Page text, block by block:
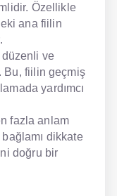
Özellikle
ana fiilin
ve
Bu, fiilin geçmiş
yardımcı
fazla anlam
dikkate
doğru bir